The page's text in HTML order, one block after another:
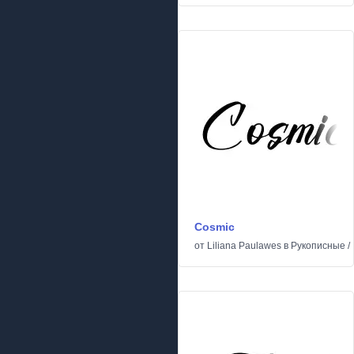
Cosmic
от Liliana Paulawes в Рукописные /